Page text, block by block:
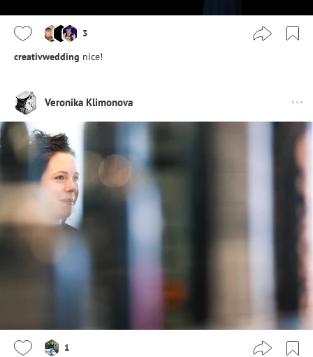
3
creativwedding nice!
Veronika Klimonova
1